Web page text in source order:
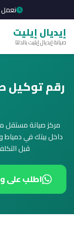
نعمل
إيديال إيليت
صيانة إيديال إيليت بالدلتا
رقم توكيل
داخل بيتك في دمياط
قبل
اطلب على